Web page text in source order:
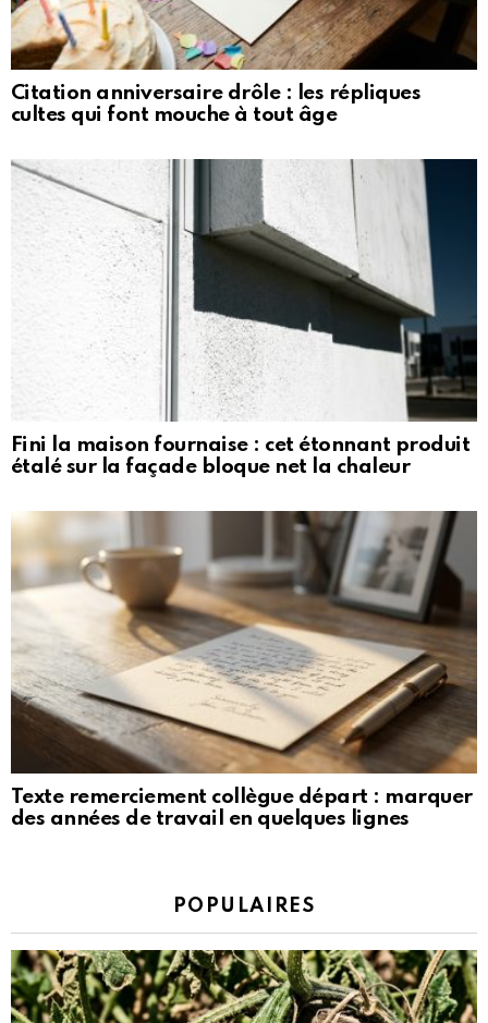
Citation anniversaire drôle : les répliques
cultes qui font mouche à tout âge
Fini la maison fournaise : cet étonnant produit
étalé sur la façade bloque net la chaleur
Texte remerciement collègue départ : marquer
des années de travail en quelques lignes
POPULAIRES